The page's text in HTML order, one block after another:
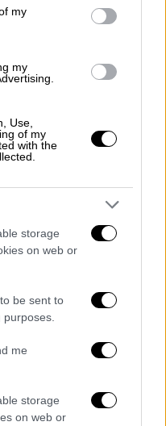
my
my
Use,
of my
with the
storage
on web or
be sent to
me
storage
on web or
αλλά και
που η Παρίσι
με τον μικρό
θόρυβος
στη μέση του
οικογένεια
η οποία ξεκίνησε
μπορέσει να
μέρες περνούσαν
του 1930 γυαλικά
και πιάτα
ο μικρός
εποπτεία του
του.
Τανάγρα